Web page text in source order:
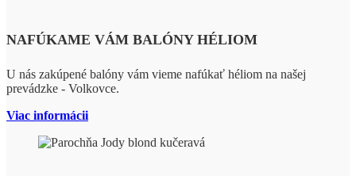
NAFÚKAME VÁM BALÓNY HÉLIOM
U nás zakúpené balóny vám vieme nafúkať héliom na našej
prevádzke - Volkovce.
Viac informácii